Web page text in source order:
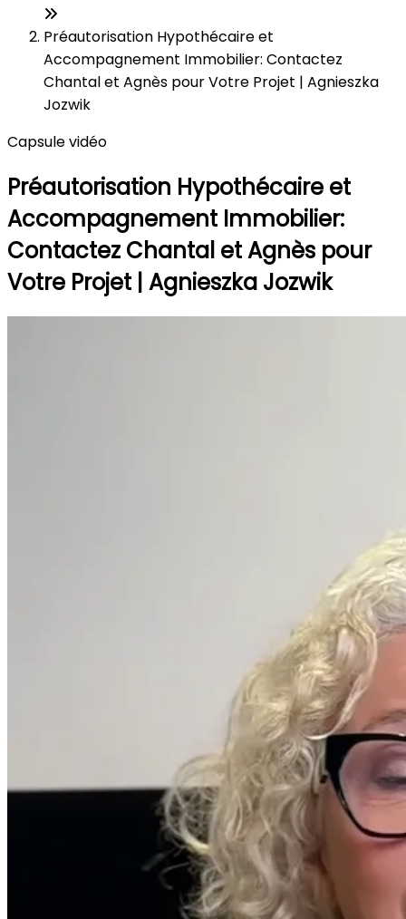
Préautorisation Hypothécaire et
Accompagnement Immobilier: Contactez
Chantal et Agnès pour Votre Projet | Agnieszka
Jozwik
Capsule vidéo
Préautorisation Hypothécaire et
Accompagnement Immobilier:
Contactez Chantal et Agnès pour
Votre Projet | Agnieszka Jozwik